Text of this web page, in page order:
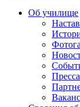
Об училище
Пресса